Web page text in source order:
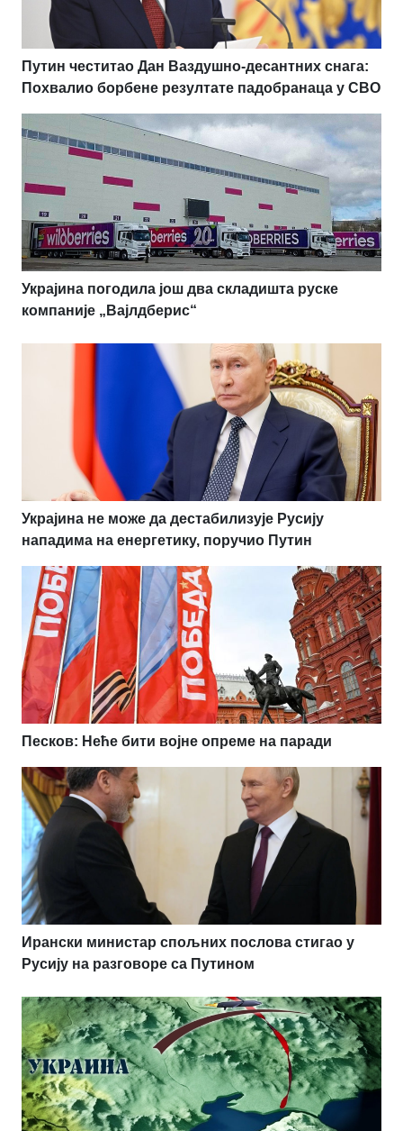
Путин честитао Дан Ваздушно-десантних снага:
Похвалио борбене резултате падобранаца у СВО
Украјина погодила још два складишта руске
компаније „Вајлдберис“
Украјина не може да дестабилизује Русију
нападима на енергетику, поручио Путин
Песков: Неће бити војне опреме на паради
Ирански министар спољних послова стигао у
Русију на разговоре са Путином